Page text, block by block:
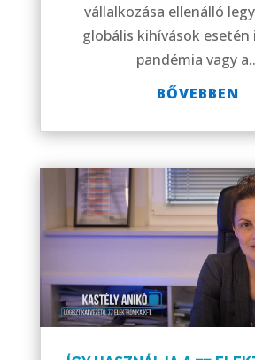
vállalkozása ellenálló
globális kihívások esetén
pandémia vagy
BŐVEBBEN